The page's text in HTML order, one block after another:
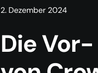
2. Dezember 2024
Die